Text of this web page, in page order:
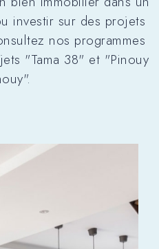
investir sur des projets
nos programmes
"Tama 38" et "Pinouy